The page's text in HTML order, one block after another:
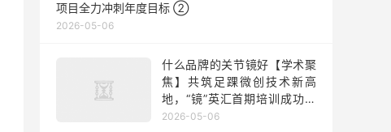
项目全力冲刺年度目标 ②
2026-05-06
什么品牌的关节镜好【学术聚
焦】共筑足踝微创技术新高
地，“镜”英汇首期培训成功举
办
2026-05-06